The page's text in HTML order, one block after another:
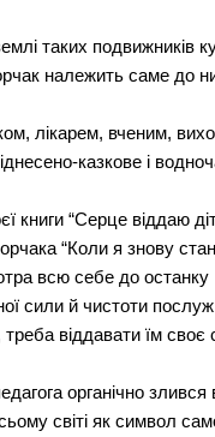
таких подвижників
належить саме до
лікарем, вченим,
казкове і
книги “Серце віддаю
“Коли я знову
всю себе до
сили й чистоти
віддавати їм своє
органічно
світі як символ